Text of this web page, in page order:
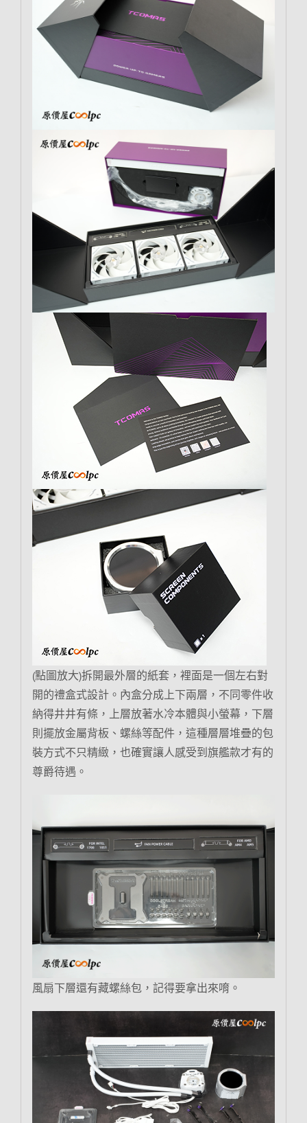
(點圖放大)拆開最外層的紙套，裡面是一個左右對
開的禮盒式設計。內盒分成上下兩層，不同零件收
納得井井有條，上層放著水冷本體與小螢幕，下層
則擺放金屬背板、螺絲等配件，這種層層堆疊的包
裝方式不只精緻，也確實讓人感受到旗艦款才有的
尊爵待遇。
風扇下層還有藏螺絲包，記得要拿出來唷。